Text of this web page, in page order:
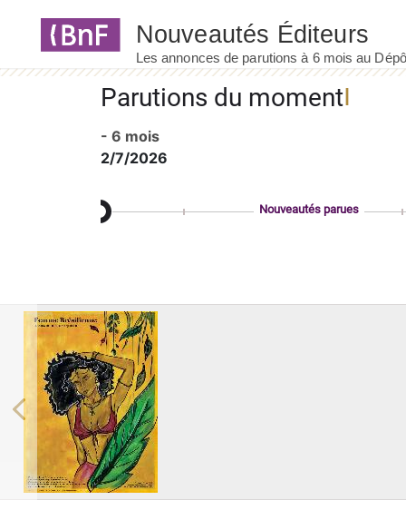
Parutions du moment
- 6 mois
2/7/2026
Nouveautés parues
Previous